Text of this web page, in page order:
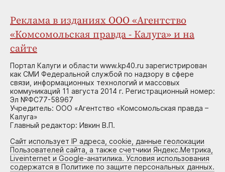
Реклама в изданиях ООО «Агентство
«Комсомольская правда - Калуга» и на
сайте
Портал Калуги и области www.kp40.ru зарегистрирован
как СМИ Федеральной службой по надзору в сфере
связи, информационных технологий и массовых
коммуникаций 11 августа 2014 г. Регистрационный номер:
Эл №ФС77-58967
Учредитель: ООО «Агентство «Комсомольская правда –
Калуга»
Главный редактор: Ивкин В.П.
Сайт использует IP адреса, cookie, данные геолокации
Пользователей сайта, а также счетчики Яндекс.Метрика,
Liveinternet и Google-анатилика. Условия использования
содержатся в Политике по защите персональных данных.